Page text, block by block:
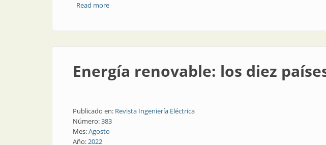
Read moreabout Introducción al recurso geotérmico
Energía renovable: los diez
Publicado en: Revista Ingeniería Eléctrica
Número:383
Mes:Agosto
Año:2022